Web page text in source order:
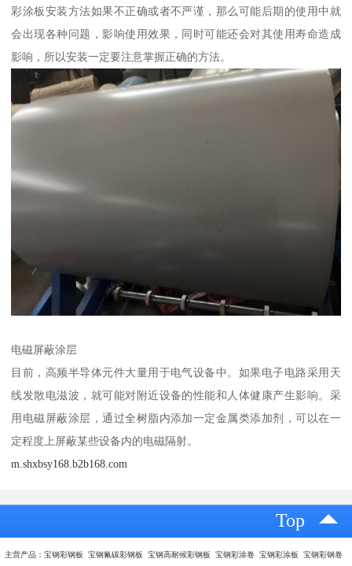
彩涂板安装方法如果不正确或者不严谨，那么可能后期的使用中就
会出现各种问题，影响使用效果，同时可能还会对其使用寿命造成
影响，所以安装一定要注意掌握正确的方法。
电磁屏蔽涂层
目前，高频半导体元件大量用于电气设备中。如果电子电路采用天
线发散电滋波，就可能对附近设备的性能和人体健康产生影响。采
用电磁屏蔽涂层，通过全树脂内添加一定金属类添加剂，可以在一
定程度上屏蔽某些设备内的电磁隔射。
m.shxbsy168.b2b168.com
Top
主营产品：宝钢彩钢板 宝钢氟碳彩钢板 宝钢高耐候彩钢板 宝钢彩涂卷 宝钢彩涂板 宝钢彩钢卷